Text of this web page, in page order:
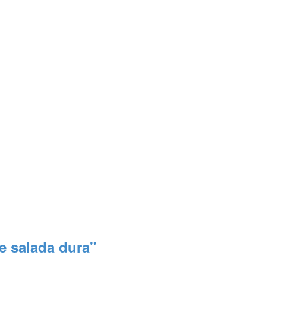
salada dura"